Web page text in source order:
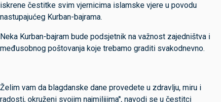
iskrene čestitke svim vjernicima islamske vjere u povodu
nastupajućeg Kurban-bajrama.
Neka Kurban-bajram bude podsjetnik na važnost zajedništva i
međusobnog poštovanja koje trebamo graditi svakodnevno.
Želim vam da blagdanske dane provedete u zdravlju, miru i
radosti, okruženi svojim najmilijima'', navodi se u čestitci